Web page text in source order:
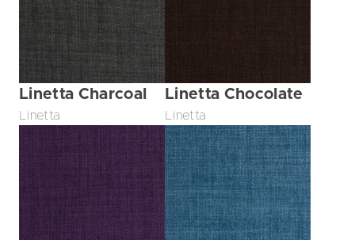
Linetta Charcoal
Linetta
Linetta Chocolate
Linetta